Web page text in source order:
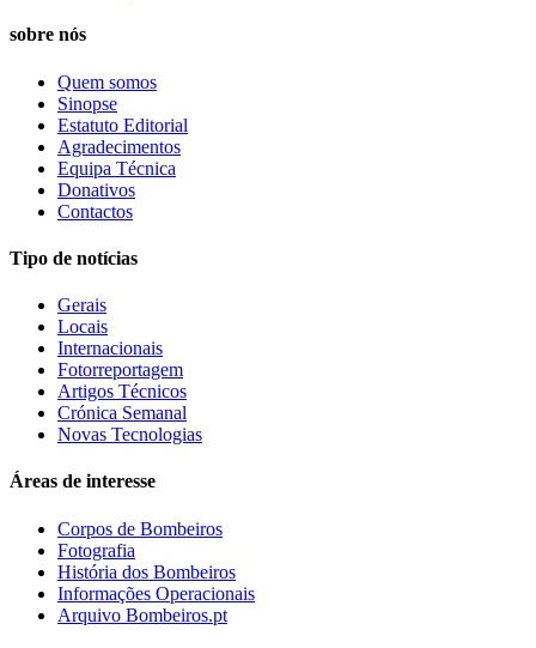
sobre nós
Quem somos
Sinopse
Estatuto Editorial
Agradecimentos
Equipa Técnica
Donativos
Contactos
Tipo de notícias
Gerais
Locais
Internacionais
Fotorreportagem
Artigos Técnicos
Crónica Semanal
Novas Tecnologias
Áreas de interesse
Corpos de Bombeiros
Fotografia
História dos Bombeiros
Informações Operacionais
Arquivo Bombeiros.pt